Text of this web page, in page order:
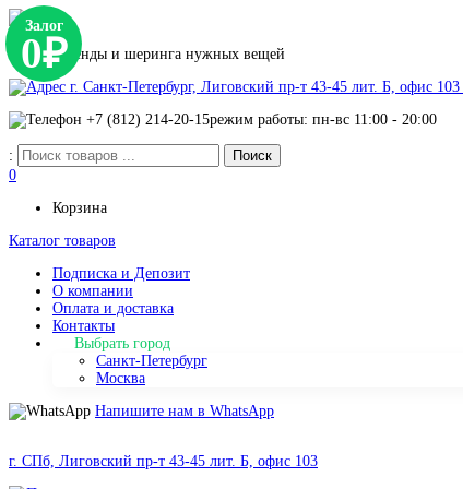
Сервис аренды и шеринга нужных вещей
г. Санкт-Петербург, Лиговский пр-т 43-45 лит. Б, офис 103
+7 (812) 214-20-15режим работы: пн-вс 11:00 - 20:00
:
0
Корзина
Каталог товаров
Подписка и Депозит
О компании
Оплата и доставка
Контакты
Выбрать город
Санкт-Петербург
Москва
Напишите нам в WhatsApp
г. СПб, Лиговский пр-т 43-45 лит. Б, офис 103
Залог
0₽